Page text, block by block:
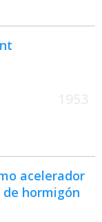
acelerador
hormigón